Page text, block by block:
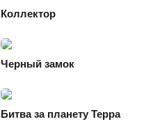
Коллектор
Черный замок
Битва за планету Терра